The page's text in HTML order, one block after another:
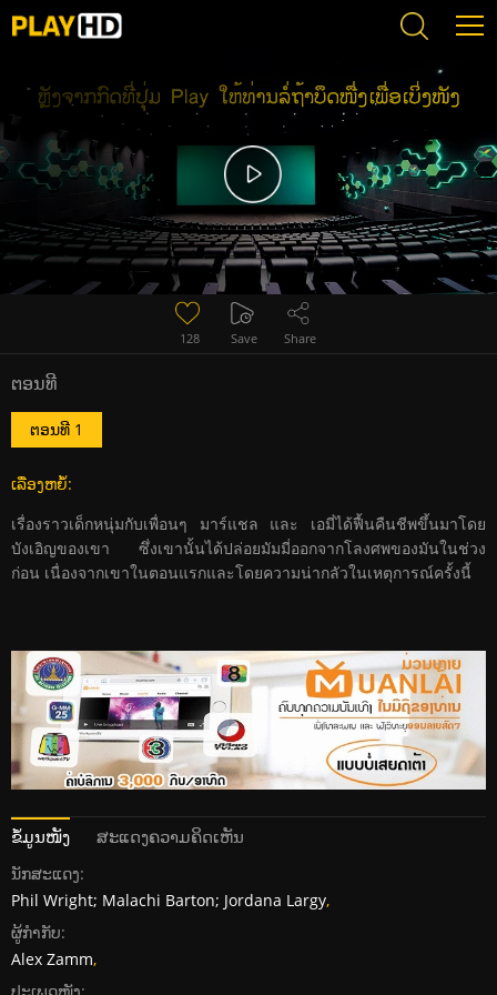
128 Save Share
ຕອນທີ
ຕອນທີ 1
ເລື່ອງຫຍໍ້:
เรื่องราวเด็กหนุ่มกับเพื่อนๆ มาร์แชล และ เอมี่ได้ฟื้นคืนชีพขึ้นมาโดย
บังเอิญของเขา ซึ่งเขานั้นได้ปล่อยมัมมี่ออกจากโลงศพของมันในช่วง
ก่อน เนื่องจากเขาในตอนแรกและโดยความน่ากลัวในเหตุการณ์ครั้งนี้
ຂໍ້ມູນໜັງ ສະແດງຄວາມຄິດເຫັນ
ນັກສະແດງ:
Phil Wright; Malachi Barton; Jordana Largy,
ຜູ້ກໍາກັບ:
Alex Zamm,